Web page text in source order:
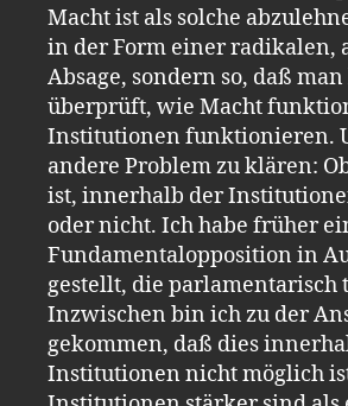
Macht ist als solche
in der Form einer radikalen,
Absage, sondern so, daß
überprüft, wie Macht
Institutionen funktionieren.
andere Problem zu klären:
ist, innerhalb der
oder nicht. Ich habe früher
Fundamentalopposition in
gestellt, die parlamentarisch
Inzwischen bin ich zu der
gekommen, daß dies
Institutionen nicht möglich